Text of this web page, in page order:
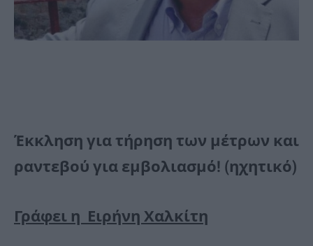
Έκκληση για τήρηση των μέτρων και
ραντεβού για εμβολιασμό! (ηχητικό)
Γράφει η Ειρήνη Χαλκίτη